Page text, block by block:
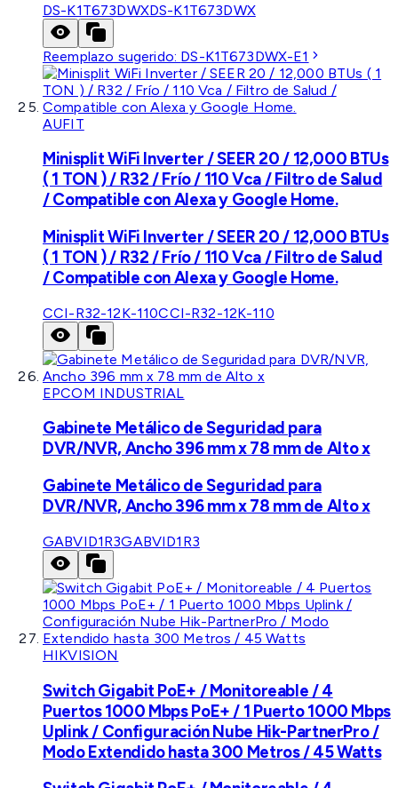
DS-K1T673DWXDS-K1T673DWX
Reemplazo sugerido: DS-K1T673DWX-E1
AUFIT
Minisplit WiFi Inverter / SEER 20 / 12,000 BTUs
( 1 TON ) / R32 / Frío / 110 Vca / Filtro de Salud
/ Compatible con Alexa y Google Home.
Minisplit WiFi Inverter / SEER 20 / 12,000 BTUs
( 1 TON ) / R32 / Frío / 110 Vca / Filtro de Salud
/ Compatible con Alexa y Google Home.
CCI-R32-12K-110CCI-R32-12K-110
EPCOM INDUSTRIAL
Gabinete Metálico de Seguridad para
DVR/NVR, Ancho 396 mm x 78 mm de Alto x
Gabinete Metálico de Seguridad para
DVR/NVR, Ancho 396 mm x 78 mm de Alto x
GABVID1R3GABVID1R3
HIKVISION
Switch Gigabit PoE+ / Monitoreable / 4
Puertos 1000 Mbps PoE+ / 1 Puerto 1000 Mbps
Uplink / Configuración Nube Hik-PartnerPro /
Modo Extendido hasta 300 Metros / 45 Watts